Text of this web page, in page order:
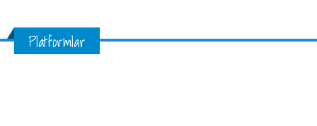
Platformlar